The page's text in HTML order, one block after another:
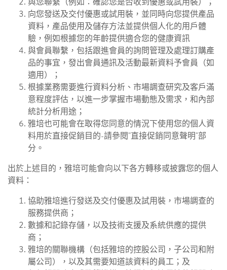
向您發送及交付優惠或試用裝，並同時向您提供產品
資料，產品使用及儲存方法並提供個人化的用戶體
驗，例如根據您的年齡提供適合您的健康資訊
與會員聯繫，包括跟進會員的詢問管理及處理訂購產
品的事宜，發出會員通訊及活動最新資料予會員（如
適用）；
根據業務需要進行資料分析、市場調查研究及客戶滿
意程度評估，以進一步掌握市場動態及需求，和內部
統計分析用途；
雅培也可能會在取得您同意的情況下使用您的個人資
料用於直接促銷目的-請參閱"直接促銷同意聲明"部
分。
出於上述目的，雅培可能會向以下各方轉移或披露您的個人
資料：
協助雅培進行發送及交付優惠及試用裝，市場調查的
服務提供商；
數據和記錄存儲，以及技術支援及系統供應的提供
商；
雅培的關聯機構（包括雅培的控股公司，子公司和附
屬公司），以及其需要知道該資料的員工；及